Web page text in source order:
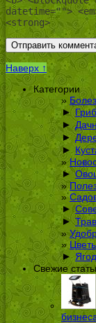
datetime="">
<strong>
Наверх ↑
Категории
►
►
►
►
►
►
►
►
Свежие